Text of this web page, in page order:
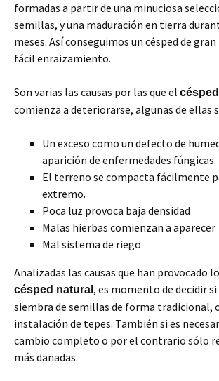
formadas a partir de una minuciosa
semillas, y una maduración en tierra
meses. Así conseguimos un césped de
fácil enraizamiento.
Son varias las causas por las que el
comienza a deteriorarse, algunas de ellas
Un exceso como un defecto de
aparición de enfermedades fúngicas.
El terreno se compacta fácilmente
extremo.
Poca luz provoca baja densidad
Malas hierbas comienzan a aparecer
Mal sistema de riego
Analizadas las causas que han provocado
césped natural , es momento de decidir
siembra de semillas de forma tradicional,
instalación de tepes. También si es
cambio completo o por el contrario sólo
más dañadas.